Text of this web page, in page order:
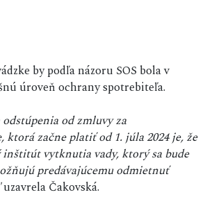
by podľa názoru SOS bola v
úroveň ochrany spotrebiteľa.
od zmluvy za
začne platiť od 1. júla 2024 je, že
vytknutia vady, ktorý sa bude
predávajúcemu odmietnuť
uzavrela Čakovská.